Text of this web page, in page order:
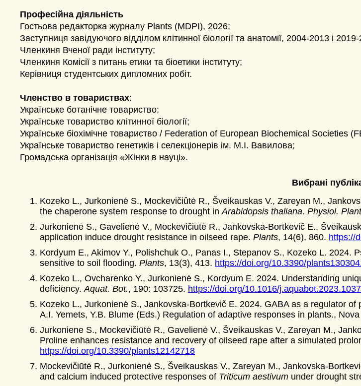
Професійна діяльність
Гостьова редакторка журналу Plants (MDPI), 2026;
Заступниця завідуючого відділом клітинної біології та анатомії, 2004-2013 і
Членкиня Вченої ради інституту;
Членкиня Комісії з питань етики та біоетики інституту;
Керівниця студентських дипломних робіт.
Членство в товариствах:
Українське ботанічне товариство;
Українське товариство клітинної біології;
Українське біохімічне товариство / Federation of European Biochemical Societies
Українське товариство генетиків і селекціонерів ім. М.І. Вавилова;
Громадська організація «Жінки в науці».
Вибрані
Kozeko L., Jurkonienė S., Mockevičiûtė R., Šveikauskas V., Zareyan M.,
the chaperone system response to drought in Arabidopsis thaliana. Physiol.
Jurkonienė S., Gavelienė V., Mockevičiūtė R., Jankovska-Bortkevič E.,
application induce drought resistance in oilseed rape. Plants, 14(6), 860. https://
Kordyum E., Akimov Y., Polishchuk O., Panas I., Stepanov S., Kozeko L. 2024.
sensitive to soil flooding. Plants, 13(3), 413. https://doi.org/10.3390/
Kozeko L., Ovcharenko Y., Jurkonienė S., Kordyum E. 2024. Understanding
deficiency. Aquat. Bot., 190: 103725. https://doi.org/10.1016/
Kozeko L., Jurkonienė S., Jankovska-Bortkevič E. 2024. GABA as a regulator
A.I. Yemets, Y.B. Blume (Eds.) Regulation of adaptive responses in plants.,
Jurkoniene S., Mockevičiūtė R., Gavelienė V., Šveikauskas V., Zareyan M.,
Proline enhances resistance and recovery of oilseed rape after a simulated
https://doi.org/10.3390/plants12142718
Mockevičiūtė R., Jurkonienė S., Šveikauskas V., Zareyan M., Jankovska-
and calcium induced protective responses of Triticum aestivum under drought